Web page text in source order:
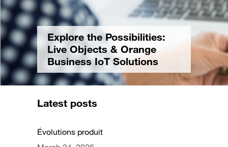
Explore the Possibilities:
Live Objects & Orange
Business IoT Solutions
Latest posts
Évolutions produit